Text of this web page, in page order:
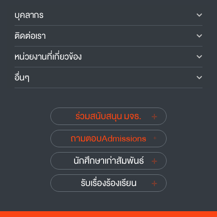
บุคลากร
ติดต่อเรา
หน่วยงานที่เกี่ยวข้อง
อื่นๆ
ร่วมสนับสนุน มจธ.
ถามตอบAdmissions
นักศึกษาเก่าสัมพันธ์
รับเรื่องร้องเรียน